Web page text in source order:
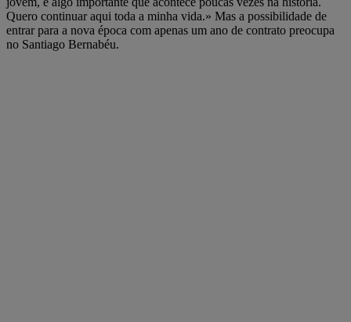
Quero continuar aqui toda a minha vida.» Mas a possibilidade de
entrar para a nova época com apenas um ano de contrato preocupa
no Santiago Bernabéu.